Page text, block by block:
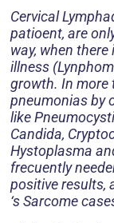
Cervical
patioent, are
way, when
illness
growth. In more
pneumonias by
like
Candida,
Hystoplasma
frecuently
positive results,
‘s Sarcome